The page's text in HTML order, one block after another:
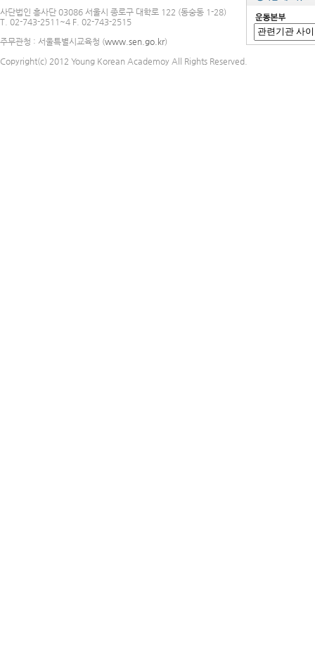
사단법인 흥사단 03086 서울시 종로구 대학로 122 (동숭동 1-28)
T. 02-743-2511~4 F. 02-743-2515
주무관청 : 서울특별시교육청 (www.sen.go.kr)
Copyright(c) 2012 Young Korean Academoy All Rights Reserved.